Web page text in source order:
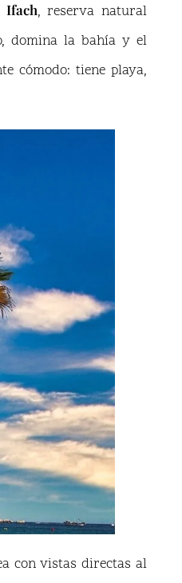
Ifach, reserva natural
domina la bahía y el
cómodo: tiene playa,
con vistas directas al